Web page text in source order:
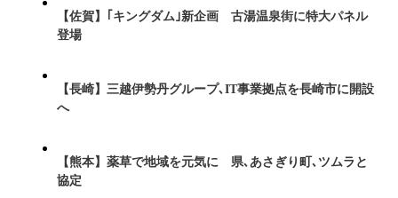
【佐賀】｢キングダム｣新企画 古湯温泉街に特大パネル
登場
【長崎】三越伊勢丹グループ､IT事業拠点を長崎市に開設
へ
【熊本】薬草で地域を元気に 県､あさぎり町､ツムラと
協定